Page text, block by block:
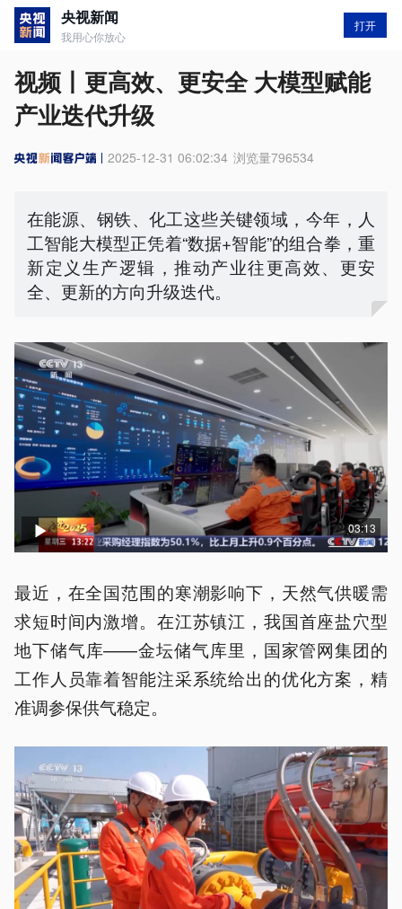
央视新闻
我用心你放心
打开
视频丨更高效、更安全 大模型赋能
产业迭代升级
2025-12-31 06:02:34 浏览量796534
在能源、钢铁、化工这些关键领域，今年，人
工智能大模型正凭着“数据+智能”的组合拳，重
新定义生产逻辑，推动产业往更高效、更安
全、更新的方向升级迭代。
03:13
最近，在全国范围的寒潮影响下，天然气供暖需
求短时间内激增。在江苏镇江，我国首座盐穴型
地下储气库——金坛储气库里，国家管网集团的
工作人员靠着智能注采系统给出的优化方案，精
准调参保供气稳定。